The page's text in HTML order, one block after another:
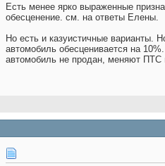
Есть менее ярко выраженные
обесценение. см. на ответы Елены.
Но есть и казуистичные варианты.
автомобиль обесценивается на
автомобиль не продан, меняют